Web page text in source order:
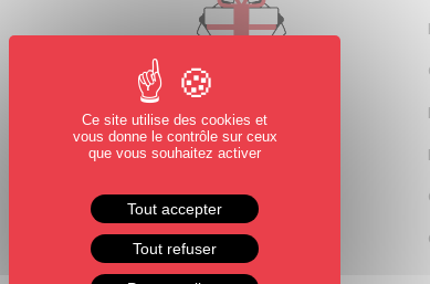
Ce site utilise des cookies et
vous donne le contrôle sur ceux
que vous souhaitez activer
Tout accepter
Tout refuser